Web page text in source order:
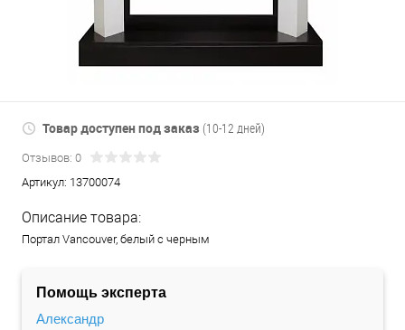
Товар доступен под заказ (10-12 дней)
Отзывов: 0
Артикул: 13700074
Описание товара:
Портал Vancouver, белый с черным
Помощь эксперта
Александр